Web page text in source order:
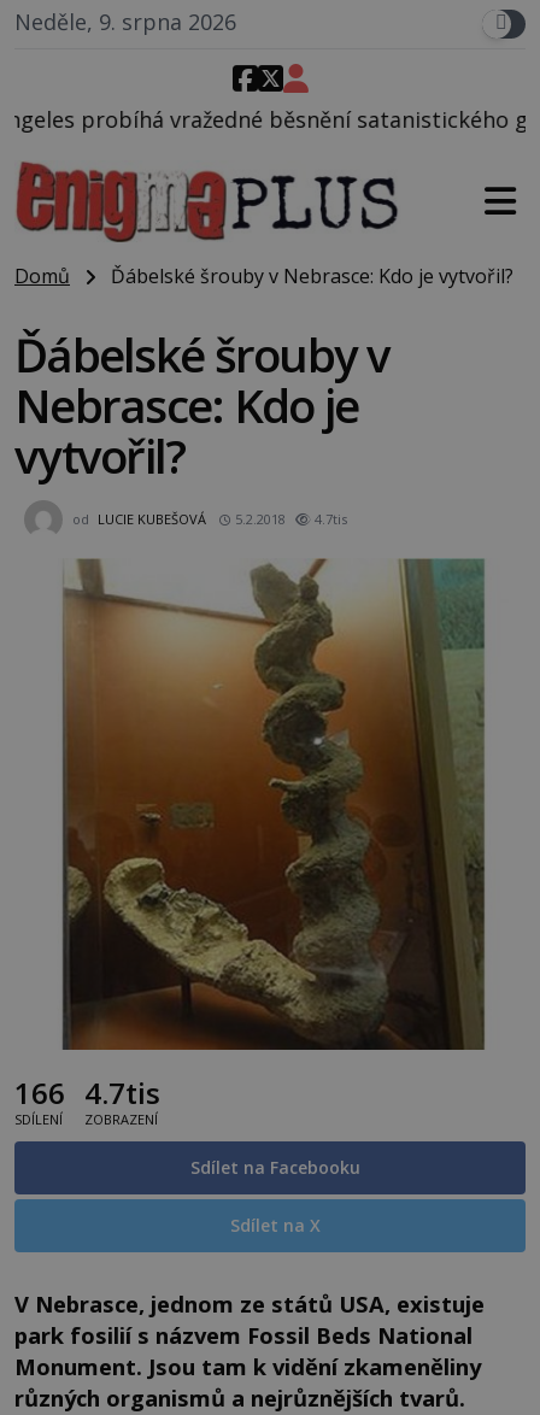
Neděle, 9. srpna 2026
běsnění satanistického gangu vedeného
Domů Ďábelské šrouby v Nebrasce: Kdo je vytvořil?
Ďábelské šrouby v
Nebrasce: Kdo je
vytvořil?
od LUCIE KUBEŠOVÁ 5.2.2018 4.7tis
166
SDÍLENÍ
4.7tis
ZOBRAZENÍ
Sdílet na Facebooku
Sdílet na X
V Nebrasce, jednom ze států USA, existuje
park fosilií s názvem Fossil Beds National
Monument. Jsou tam k vidění zkameněliny
různých organismů a nejrůznějších tvarů.